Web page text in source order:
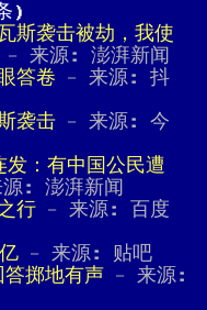
)
斯袭击被劫，我使
- 来源: 澎湃新闻
答卷 - 来源: 抖
袭击 - 来源: 今
：有中国公民遭
: 澎湃新闻
行 - 来源: 百度
- 来源: 贴吧
掷地有声 - 来源: